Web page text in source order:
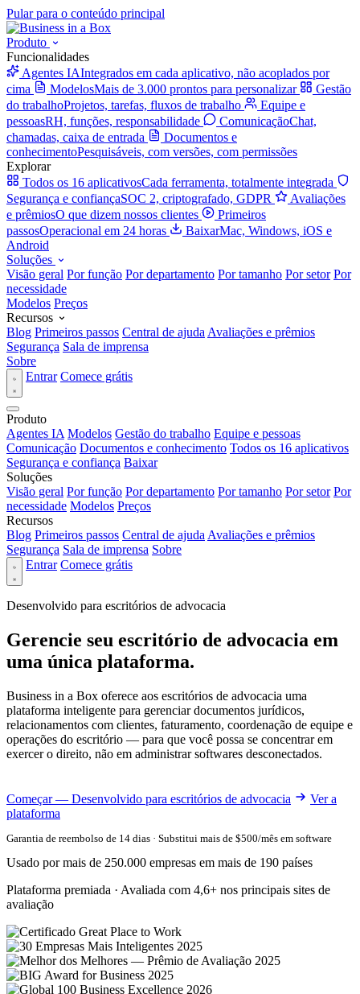
Pular para o conteúdo principal
Produto
Funcionalidades
Agentes IAIntegrados em cada aplicativo, não acoplados por
cima
ModelosMais de 3.000 prontos para personalizar
Gestão
do trabalhoProjetos, tarefas, fluxos de trabalho
Equipe e
pessoasRH, funções, responsabilidade ComunicaçãoChat,
chamadas, caixa de entrada
Documentos e
conhecimentoPesquisáveis, com versões, com permissões
Explorar
Todos os 16 aplicativosCada ferramenta, totalmente integrada
Segurança e confiançaSOC 2, criptografado, GDPR
Avaliações
e prêmiosO que dizem nossos clientes
Primeiros
passosOperacional em 24 horas BaixarMac, Windows, iOS e
Android
Soluções
Visão geral Por função Por departamento Por tamanho Por setor Por
necessidade
Modelos Preços
Recursos
Blog Primeiros passos Central de ajuda Avaliações e prêmios
Segurança Sala de imprensa
Sobre
Entrar Comece grátis
Produto
Agentes IA Modelos Gestão do trabalho Equipe e pessoas
Comunicação Documentos e conhecimento Todos os 16 aplicativos
Segurança e confiança Baixar
Soluções
Visão geral Por função Por departamento Por tamanho Por setor Por
necessidade Modelos Preços
Recursos
Blog Primeiros passos Central de ajuda Avaliações e prêmios
Segurança Sala de imprensa Sobre
Entrar Comece grátis
Desenvolvido para escritórios de advocacia
Gerencie seu escritório de advocacia em
uma única plataforma.
Business in a Box oferece aos escritórios de advocacia uma
plataforma inteligente para gerenciar documentos jurídicos,
relacionamentos com clientes, faturamento, coordenação de equipe e
operações do escritório — para que você possa se concentrar em
exercer o direito, não em administrar softwares desconectados.
Começar — Desenvolvido para escritórios de advocacia
Ver a
plataforma
Garantia de reembolso de 14 dias · Substitui mais de $500/mês em software
Usado por mais de 250.000 empresas em mais de 190 países
Plataforma premiada · Avaliada com 4,6+ nos principais sites de
avaliação